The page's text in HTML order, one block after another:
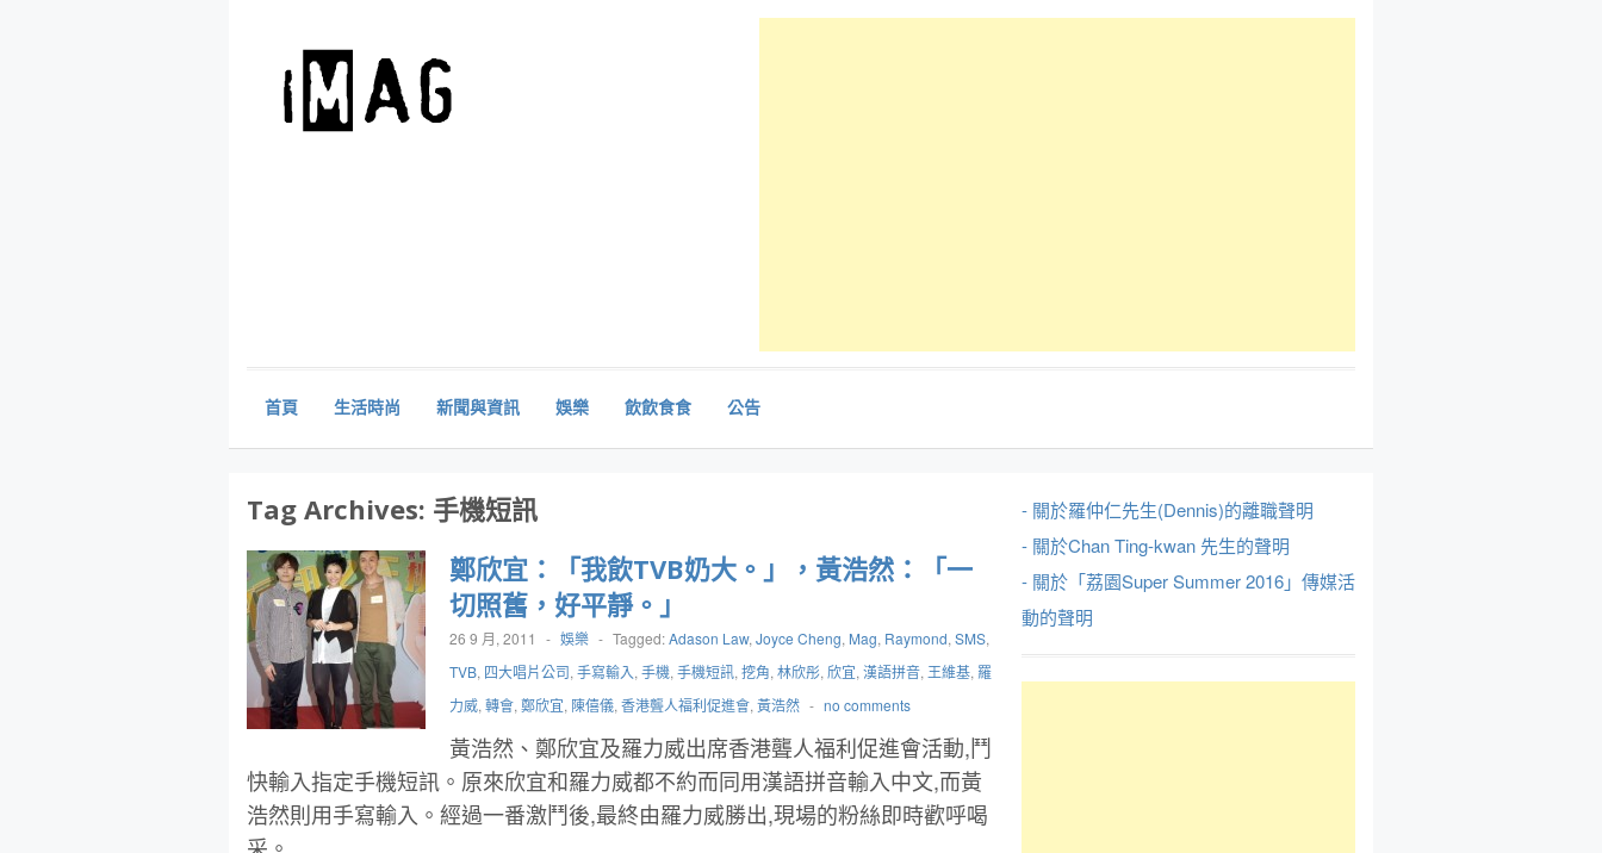
首頁 生活時尚 新聞與資訊 娛樂 飲飲食食 公告
Tag Archives: 手機短訊
鄭欣宜：「我飲TVB奶大。」，黃浩然：「一
切照舊，好平靜。」
26 9 月, 2011 - 娛樂 - Tagged:Adason Law, Joyce Cheng, Mag, Raymond, SMS,
TVB, 四大唱片公司, 手寫輸入, 手機, 手機短訊, 挖角, 林欣彤, 欣宜, 漢語拼音, 王維基, 羅
力威, 轉會, 鄭欣宜, 陳僖儀, 香港聾人福利促進會, 黃浩然 - no comments
黃浩然、鄭欣宜及羅力威出席香港聾人福利促進會活動,鬥
快輸入指定手機短訊。原來欣宜和羅力威都不約而同用漢語拼音輸入中文,而黃
浩然則用手寫輸入。經過一番激鬥後,最終由羅力威勝出,現場的粉絲即時歡呼喝
- 關於羅仲仁先生(Dennis)的離職聲明
- 關於Chan Ting-kwan 先生的聲明
- 關於「荔園Super Summer 2016」傳媒活
動的聲明